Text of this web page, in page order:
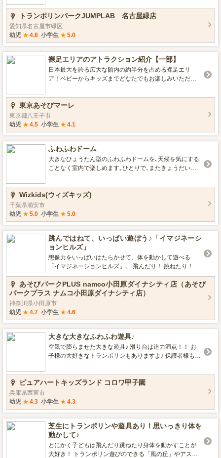
子供も大人も自分に合った高さから飛び込んで遊ぶこと
ができる人気のポイントです。
トランポリンパークJUMPLAB 名古屋緑店
愛知県名古屋市緑区
幼児 ★ 4.8 小学生 ★ 5.0
裸足エリアのアトラクション紹介【一部】
日本最大を誇る広大な館内の約半分を占める裸足エリ
ア！ベビーからキッズまでどなたでもお楽しみいただけ
だけるように、常に改善を実施しているので実際とは異
なる場合がございます。(写真は巨大ボールプール×２)
東京あそびマーレ
東京都八王子市
幼児 ★ 4.5 小学生 ★ 4.1
ふわふわドーム
大きなひょうたん型のふわふわドームを､天候を気にする
ことなく室内で楽しめます｡ひとりで､またきょうだいや
ます｡
Wizkids(ウィズキッズ)
千葉県浦安市
幼児 ★ 5.0 小学生 ★ 5.0
跳んではねて、いっぱい遊ぼう♪「イマジネーシ
ョンヒルズ」
想像力をいっぱいはたらかせて、体を動かして遊べる
「イマジネーションヒルズ」。 飛んだり！ 跳ねたり！ 滑
ったり！ 大きなブロックでオブジェや秘密基地を作った
り！？ 自分の世界をイメージしながら身体を動かしてあ
そぼう！
あそびパークPLUS namco小田原ダイナシティ店（あそび
パークプラス ナムコ小田原ダイナシティ店）
神奈川県小田原市
幼児 ★ 4.7 小学生 ★ 4.6
大きな大きなふわふわ遊具♪
空気で膨らませた大きな遊具♪ 滑り台は迫力満点！！ お
子様の大好きなトランポリンもありますよ♪ 保護者様もお
おもいっきり一緒に遊んでください♪
ピュアハートキッズランド コロワ甲子園
兵庫県西宮市
幼児 ★ 4.3 小学生 ★ 4.3
芝生にトランポリンや遊具あり！思いっきり体を
動かして♪
とにかく子どもは飛んだり跳ねたり身体を動かすことが
大好き！ トランポリン遊びのできる「風の丘」やアスレ